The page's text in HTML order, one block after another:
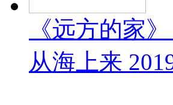
《远方的家
从海上来